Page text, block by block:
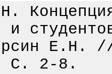
и
Е.Н. //
2-8.